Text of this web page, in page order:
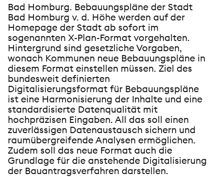
Bad Homburg. Bebauungspläne der Stadt
Bad Homburg v. d. Höhe werden auf der
Homepage der Stadt ab sofort im
sogenannten X-Plan-Format vorgehalten.
Hintergrund sind gesetzliche Vorgaben,
wonach Kommunen neue Bebauungspläne in
diesem Format einstellen müssen. Ziel des
bundesweit definierten
Digitalisierungsformat für Bebauungspläne
ist eine Harmonisierung der Inhalte und eine
standardisierte Datenqualität mit
hochpräzisen Eingaben. All das soll einen
zuverlässigen Datenaustausch sichern und
raumübergreifende Analysen ermöglichen.
Zudem soll das neue Format auch die
Grundlage für die anstehende Digitalisierung
der Bauantragsverfahren darstellen.